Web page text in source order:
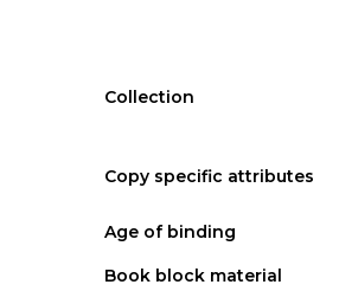
Collection
Copy specific attributes
Age of binding
Book block material